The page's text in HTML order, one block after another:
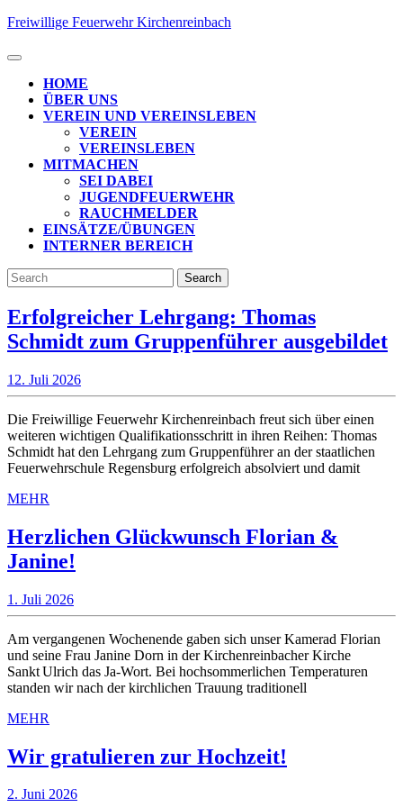
Skip
content
Freiwillige Feuerwehr Kirchenreinbach
Open
ButtonHOME
ÜBER UNS
VEREIN UND VEREINSLEBEN
VEREIN
VEREINSLEBEN
MITMACHEN
SEI DABEI
JUGENDFEUERWEHR
RAUCHMELDER
EINSÄTZE/ÜBUNGEN
INTERNER BEREICH
CLOSE
BUTTON
Search
for:
Erfolgreicher Lehrgang: Thomas
Schmidt zum Gruppenführer ausgebildet
12. Juli 202612.
Juli
2026
Die Freiwillige Feuerwehr Kirchenreinbach freut sich über einen
weiteren wichtigen Qualifikationsschritt in ihren Reihen: Thomas
Schmidt hat den Lehrgang zum Gruppenführer an der staatlichen
Feuerwehrschule Regensburg erfolgreich absolviert und damit
MEHR
Herzlichen Glückwunsch Florian &
Janine!
&
Janine!
1. Juli 20261.
Juli
Am vergangenen Wochenende gaben sich unser Kamerad Florian
und seine Frau Janine Dorn in der Kirchenreinbacher Kirche
Sankt Ulrich das Ja-Wort. Bei hochsommerlichen Temperaturen
standen wir nach der kirchlichen Trauung traditionell
MEHR
Wir gratulieren zur Hochzeit!
2. Juni 20262.